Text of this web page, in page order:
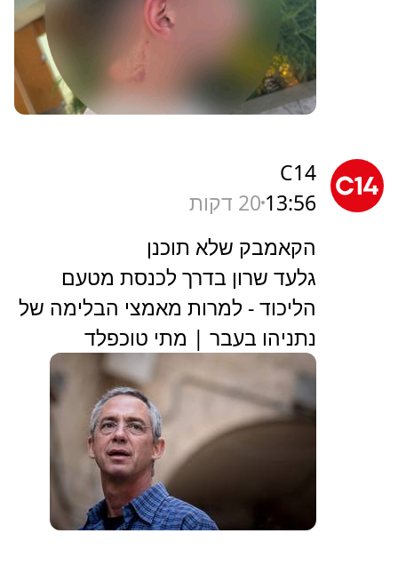
C14
13:56 20 דקות
הקאמבק שלא תוכנן
גלעד שרון בדרך לכנסת מטעם
הליכוד - למרות מאמצי הבלימה של
נתניהו בעבר | מתי טוכפלד